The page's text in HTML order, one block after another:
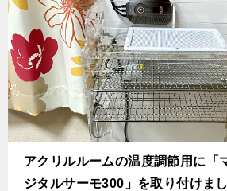
アクリルルームの温度調節用に「
ジタルサーモ300」を取り付けま